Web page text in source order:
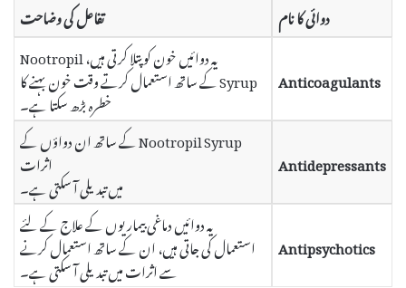
دوائی کا نام
تفاعل کی وضاحت
Anticoagulants
یہ دوائیں خون کو پتلا کرتی ہیں، Nootropil
Syrup کے ساتھ استعمال کرتے وقت خون بہنے کا
خطرہ بڑھ سکتا ہے۔
Antidepressants
Nootropil Syrup کے ساتھ ان دواؤں کے
اثرات
میں تبدیلی آ سکتی ہے۔
Antipsychotics
یہ دوائیں دماغی بیماریوں کے علاج کے لئے
استعمال کی جاتی ہیں، ان کے ساتھ استعمال کرنے
سے اثرات میں تبدیلی آ سکتی ہے۔